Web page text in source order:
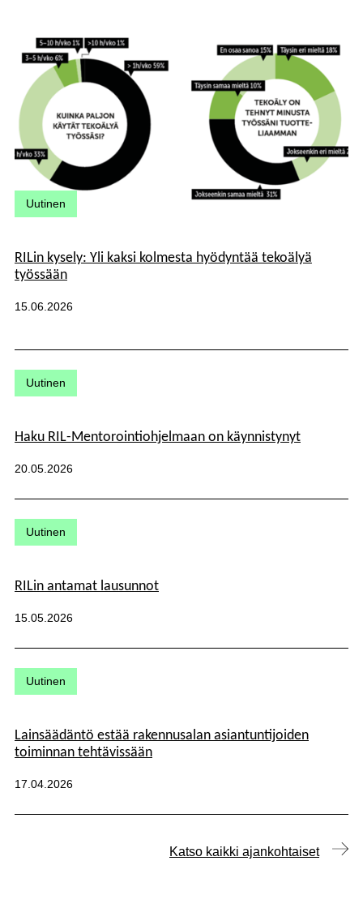
Kategoriat:
Uutinen
RILin kysely: Yli kaksi kolmesta hyödyntää tekoälyä
työssään
Julkaistu:
15.06.2026
Kategoriat:
Uutinen
Haku RIL-Mentorointiohjelmaan on käynnistynyt
Julkaistu:
20.05.2026
Kategoriat:
Uutinen
RILin antamat lausunnot
Julkaistu:
15.05.2026
Kategoriat:
Uutinen
Lainsäädäntö estää rakennusalan asiantuntijoiden
toiminnan tehtävissään
Julkaistu:
17.04.2026
Katso kaikki ajankohtaiset